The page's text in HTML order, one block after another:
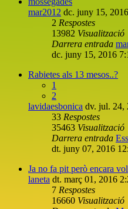
mar2012 dc. juny 15,
2 Respostes
13982 Visualització
Darrera entrada
dc. juny 15, 2016
Rabietes als 13 mesos..?
1
2
lavidaesbonica dv. jul. 24,
33 Respostes
35463 Visualització
Darrera entrada
dt. juny 07, 2016
Ja no fa pit però encara
laneta dt. març 01, 2016
7 Respostes
16660 Visualització